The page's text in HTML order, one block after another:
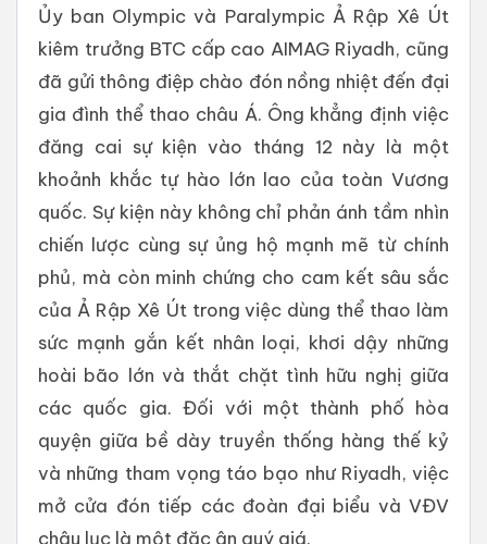
Ủy ban Olympic và Paralympic Ả Rập Xê Út
kiêm trưởng BTC cấp cao AIMAG Riyadh, cũng
đã gửi thông điệp chào đón nồng nhiệt đến đại
gia đình thể thao châu Á. Ông khẳng định việc
đăng cai sự kiện vào tháng 12 này là một
khoảnh khắc tự hào lớn lao của toàn Vương
quốc. Sự kiện này không chỉ phản ánh tầm nhìn
chiến lược cùng sự ủng hộ mạnh mẽ từ chính
phủ, mà còn minh chứng cho cam kết sâu sắc
của Ả Rập Xê Út trong việc dùng thể thao làm
sức mạnh gắn kết nhân loại, khơi dậy những
hoài bão lớn và thắt chặt tình hữu nghị giữa
các quốc gia. Đối với một thành phố hòa
quyện giữa bề dày truyền thống hàng thế kỷ
và những tham vọng táo bạo như Riyadh, việc
mở cửa đón tiếp các đoàn đại biểu và VĐV
châu lục là một đặc ân quý giá.